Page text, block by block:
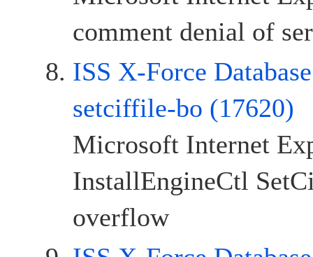
comment denial of
ISS X-Force
setciffile-bo (17620)
Microsoft Internet
InstallEngineCtl
overflow